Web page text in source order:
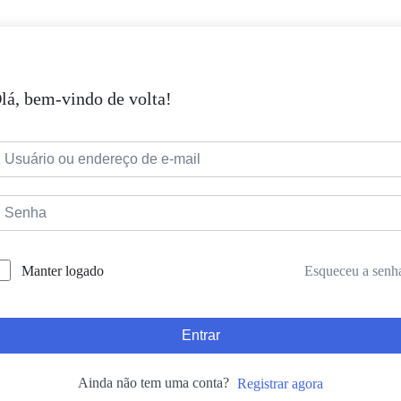
bem-vindo de volta!
Manter logado Esqueceu a
Entrar
Ainda não tem uma conta? Registrar agora